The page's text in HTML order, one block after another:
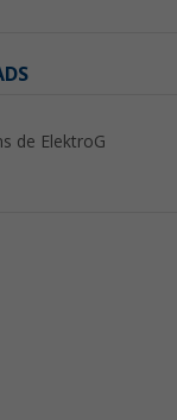
de ElektroG